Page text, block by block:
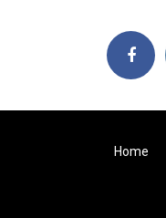
Home